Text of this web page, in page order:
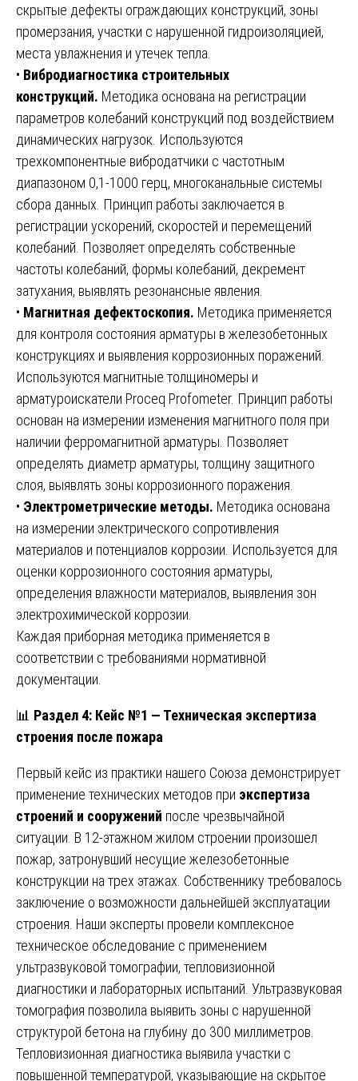
скрытые дефекты ограждающих конструкций, зоны
промерзания, участки с нарушенной гидроизоляцией,
места увлажнения и утечек тепла.
• Вибродиагностика строительных
конструкций. Методика основана на регистрации
параметров колебаний конструкций под воздействием
динамических нагрузок. Используются
трехкомпонентные вибродатчики с частотным
диапазоном 0,1-1000 герц, многоканальные системы
сбора данных. Принцип работы заключается в
регистрации ускорений, скоростей и перемещений
колебаний. Позволяет определять собственные
частоты колебаний, формы колебаний, декремент
затухания, выявлять резонансные явления.
• Магнитная дефектоскопия. Методика применяется
для контроля состояния арматуры в железобетонных
конструкциях и выявления коррозионных поражений.
Используются магнитные толщиномеры и
арматуроискатели Proceq Profometer. Принцип работы
основан на измерении изменения магнитного поля при
наличии ферромагнитной арматуры. Позволяет
определять диаметр арматуры, толщину защитного
слоя, выявлять зоны коррозионного поражения.
• Электрометрические методы. Методика основана
на измерении электрического сопротивления
материалов и потенциалов коррозии. Используется для
оценки коррозионного состояния арматуры,
определения влажности материалов, выявления зон
электрохимической коррозии.
Каждая приборная методика применяется в
соответствии с требованиями нормативной
документации.
📊 Раздел 4: Кейс №1 — Техническая экспертиза
строения после пожара
Первый кейс из практики нашего Союза демонстрирует
применение технических методов при экспертиза
строений и сооружений после чрезвычайной
ситуации. В 12-этажном жилом строении произошел
пожар, затронувший несущие железобетонные
конструкции на трех этажах. Собственнику требовалось
заключение о возможности дальнейшей эксплуатации
строения. Наши эксперты провели комплексное
техническое обследование с применением
ультразвуковой томографии, тепловизионной
диагностики и лабораторных испытаний. Ультразвуковая
томография позволила выявить зоны с нарушенной
структурой бетона на глубину до 300 миллиметров.
Тепловизионная диагностика выявила участки с
повышенной температурой, указывающие на скрытое